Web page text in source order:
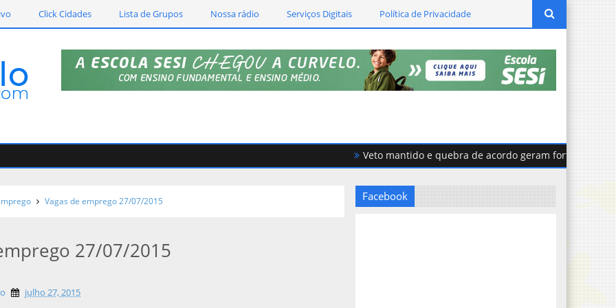
Click Cidades Lista de Grupos Nossa rádio Serviços Digitais Política de Privacidade
Veto mantido e quebra de acordo geram forte tensão na
Vagas de emprego 27/07/2015
27/07/2015
julho 27, 2015
Facebook